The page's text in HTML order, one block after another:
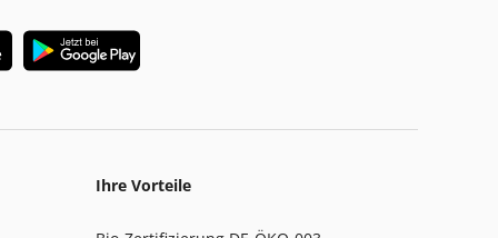
Ihre Vorteile